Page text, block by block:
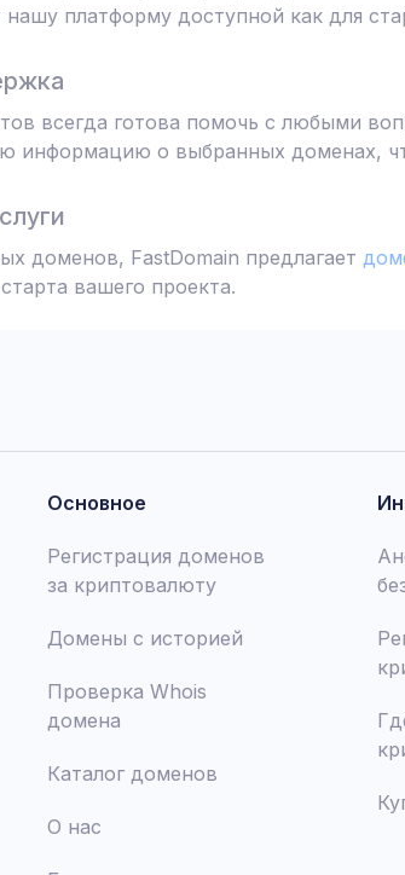
платформу доступной как для
всегда готова помочь с любыми
информацию о выбранных доменах,
доменов, FastDomain предлагает
вашего проекта.
Основное
Регистрация доменов
за криптовалюту
Домены с историей
Проверка Whois
домена
Каталог доменов
О нас